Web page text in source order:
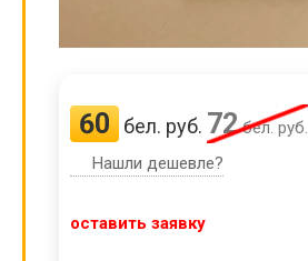
60 бел. руб. 72бел. руб.
Нашли дешевле?
оставить заявку